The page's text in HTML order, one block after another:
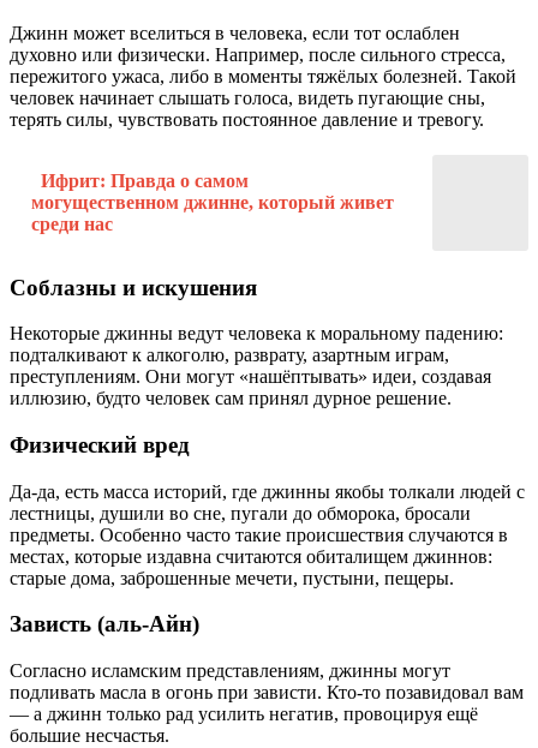
Джинн может вселиться в человека, если тот ослаблен
духовно или физически. Например, после сильного стресса,
пережитого ужаса, либо в моменты тяжёлых болезней. Такой
человек начинает слышать голоса, видеть пугающие сны,
терять силы, чувствовать постоянное давление и тревогу.
Ифрит: Правда о самом
могущественном джинне, который живет
среди нас
Соблазны и искушения
Некоторые джинны ведут человека к моральному падению:
подталкивают к алкоголю, разврату, азартным играм,
преступлениям. Они могут «нашёптывать» идеи, создавая
иллюзию, будто человек сам принял дурное решение.
Физический вред
Да-да, есть масса историй, где джинны якобы толкали людей с
лестницы, душили во сне, пугали до обморока, бросали
предметы. Особенно часто такие происшествия случаются в
местах, которые издавна считаются обиталищем джиннов:
старые дома, заброшенные мечети, пустыни, пещеры.
Зависть (аль-Айн)
Согласно исламским представлениям, джинны могут
подливать масла в огонь при зависти. Кто-то позавидовал вам
— а джинн только рад усилить негатив, провоцируя ещё
большие несчастья.